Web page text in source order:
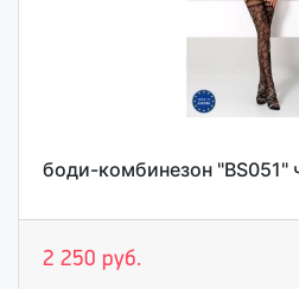
боди-комбинезон "BS051"
2 250 руб.